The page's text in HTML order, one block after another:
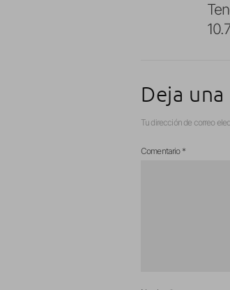
Deja
Tu dirección de correo
Comentario *